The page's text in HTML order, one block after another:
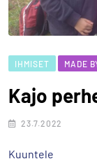
IHMISET MADE
Kajo
23.7.2022
Kuuntele